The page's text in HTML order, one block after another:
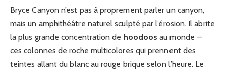
Bryce Canyon n’est pas à proprement parler un canyon,
mais un amphithéâtre naturel sculpté par l’érosion. Il abrite
la plus grande concentration de hoodoos au monde —
ces colonnes de roche multicolores qui prennent des
teintes allant du blanc au rouge brique selon l’heure. Le